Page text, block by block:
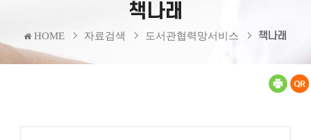
책나래
HOME 자료검색 도서관협력망서비스 책나래